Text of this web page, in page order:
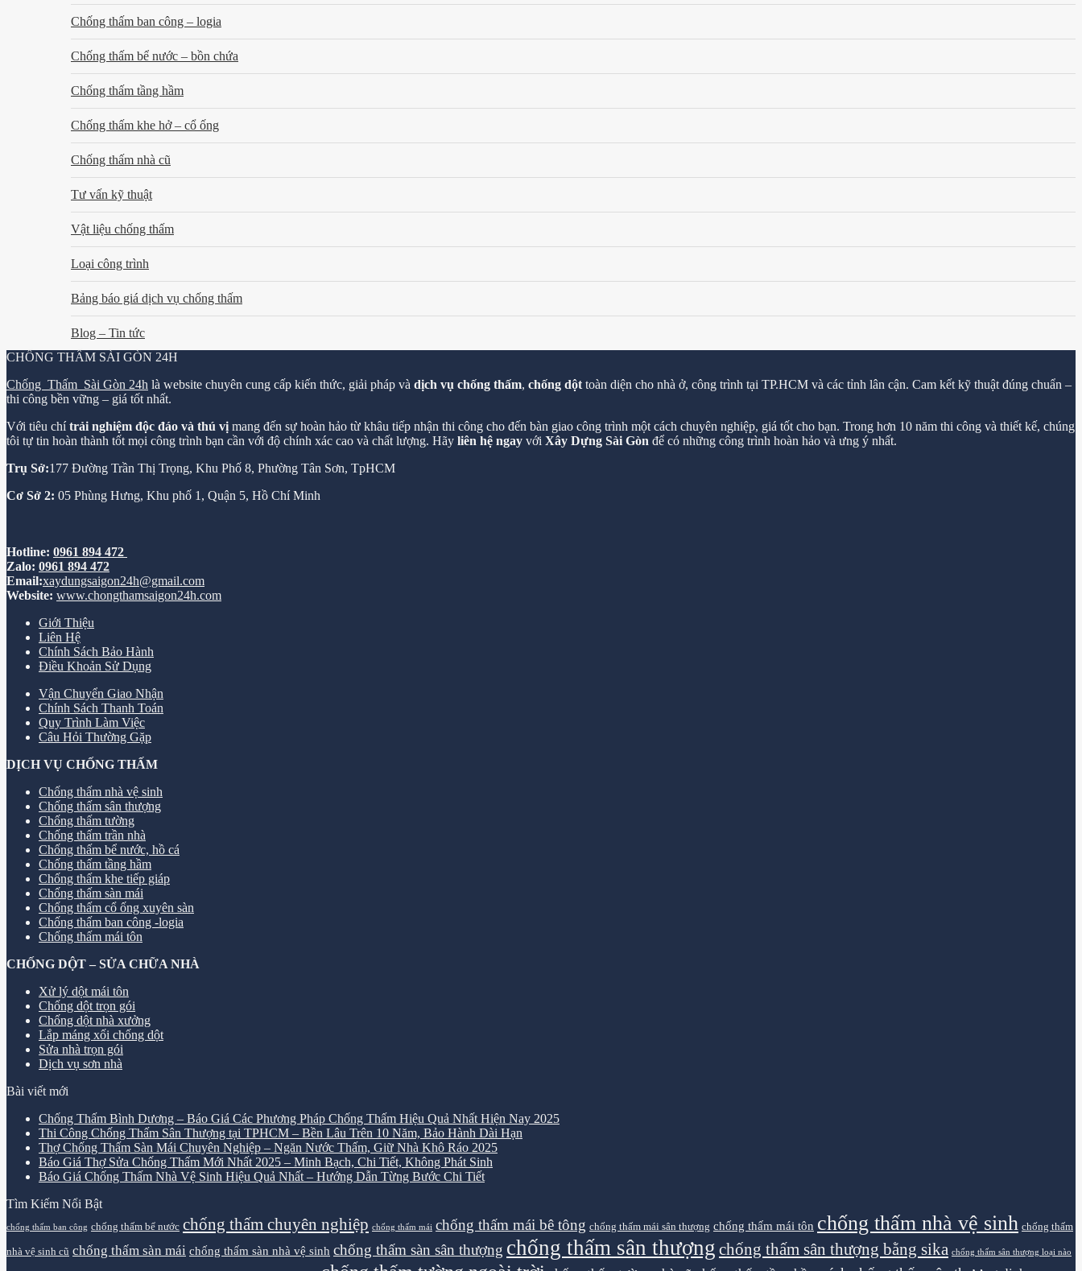
Chống thấm ban công – logia
Chống thấm bể nước – bồn chứa
Chống thấm tầng hầm
Chống thấm khe hở – cổ ống
Chống thấm nhà cũ
Tư vấn kỹ thuật
Vật liệu chống thấm
Loại công trình
Bảng báo giá dịch vụ chống thấm
Blog – Tin tức
CHỐNG THẤM SÀI GÒN 24H
Chống Thấm Sài Gòn 24h là website chuyên cung cấp kiến thức, giải pháp và dịch vụ chống thấm, chống dột toàn diện cho nhà ở, công trình tại TP.HCM và các tỉnh lân cận. Cam kết kỹ thuật đúng chuẩn –
thi công bền vững – giá tốt nhất.
Với tiêu chítrải nghiệm độc đáo và thú vị mang đến sự hoàn hảo từ khâu tiếp nhận thi công cho đến bàn giao công trình một cách chuyên nghiệp, giá tốt cho bạn. Trong hơn 10 năm thi công và thiết kế, chúng
tôi tự tin hoàn thành tốt mọi công trình bạn cần với độ chính xác cao và chất lượng. Hãy liên hệ ngay với Xây Dựng Sài Gòn để có những công trình hoàn hảo và ưng ý nhất.
Trụ Sở:177 Đường Trần Thị Trọng, Khu Phố 8, Phường Tân Sơn, TpHCM
Cơ Sở 2: 05 Phùng Hưng, Khu phố 1, Quận 5, Hồ Chí Minh
Hotline: 0961 894 472
Zalo: 0961 894 472
Email:xaydungsaigon24h@gmail.com
Website: www.chongthamsaigon24h.com
Giới Thiệu
Liên Hệ
Chính Sách Bảo Hành
Điều Khoản Sử Dụng
Vận Chuyển Giao Nhận
Chính Sách Thanh Toán
Quy Trình Làm Việc
Câu Hỏi Thường Gặp
DỊCH VỤ CHỐNG THẤM
Chống thấm nhà vệ sinh
Chống thấm sân thượng
Chống thấm tường
Chống thấm trần nhà
Chống thấm bể nước, hồ cá
Chống thấm tầng hầm
Chống thấm khe tiếp giáp
Chống thấm sàn mái
Chống thấm cổ ống xuyên sàn
Chống thấm ban công -logia
Chống thấm mái tôn
CHỐNG DỘT – SỬA CHỮA NHÀ
Xử lý dột mái tôn
Chống dột trọn gói
Chống dột nhà xưởng
Lắp máng xối chống dột
Sửa nhà trọn gói
Dịch vụ sơn nhà
Bài viết mới
Chống Thấm Bình Dương – Báo Giá Các Phương Pháp Chống Thấm Hiệu Quả Nhất Hiện Nay 2025
Thi Công Chống Thấm Sân Thượng tại TPHCM – Bền Lâu Trên 10 Năm, Bảo Hành Dài Hạn
Thợ Chống Thấm Sàn Mái Chuyên Nghiệp – Ngăn Nước Thấm, Giữ Nhà Khô Ráo 2025
Báo Giá Thợ Sửa Chống Thấm Mới Nhất 2025 – Minh Bạch, Chi Tiết, Không Phát Sinh
Báo Giá Chống Thấm Nhà Vệ Sinh Hiệu Quả Nhất – Hướng Dẫn Từng Bước Chi Tiết
Tìm Kiếm Nổi Bật
chống thấm ban công chống thấm bể nước chống thấm chuyên nghiệp chống thấm mái chống thấm mái bê tông chống thấm mái sân thượng chống thấm mái tôn chống thấm nhà vệ sinh chống thấm
nhà vệ sinh cũ chống thấm sàn mái chống thấm sàn nhà vệ sinh chống thấm sàn sân thượng chống thấm sân thượng chống thấm sân thượng bằng sika chống thấm sân thượng loại nào